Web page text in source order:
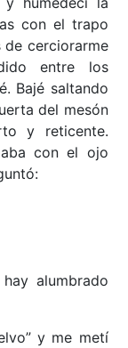
con el trapo
de cerciorarme
entre los
Bajé saltando
del mesón
y reticente.
con el ojo
alumbrado
y me metí